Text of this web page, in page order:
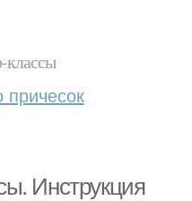
классы
причесок
Инструкция